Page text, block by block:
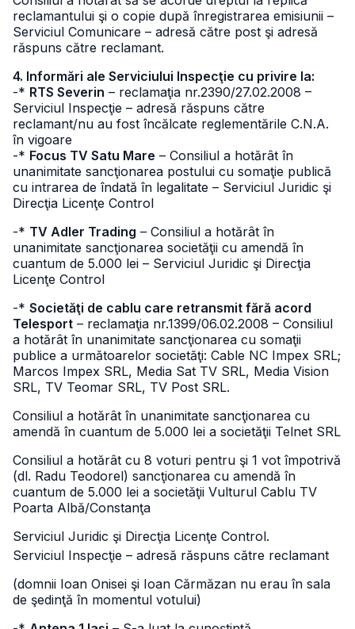
reclamantului şi o copie după înregistrarea emisiunii –
Serviciul Comunicare – adresă către post şi adresă
răspuns către reclamant.
4. Informări ale Serviciului Inspecţie cu privire la:
-* RTS Severin – reclamaţia nr.2390/27.02.2008 –
Serviciul Inspecţie – adresă răspuns către
reclamant/nu au fost încălcate reglementările C.N.A.
în vigoare
-* Focus TV Satu Mare – Consiliul a hotărât în
unanimitate sancţionarea postului cu somaţie publică
cu intrarea de îndată în legalitate – Serviciul Juridic şi
Direcţia Licenţe Control
-* TV Adler Trading – Consiliul a hotărât în
unanimitate sancţionarea societăţii cu amendă în
cuantum de 5.000 lei – Serviciul Juridic şi Direcţia
Licenţe Control
-* Societăţi de cablu care retransmit fără acord
Telesport – reclamaţia nr.1399/06.02.2008 – Consiliul
a hotărât în unanimitate sancţionarea cu somaţii
publice a următoarelor societăţi: Cable NC Impex SRL;
Marcos Impex SRL, Media Sat TV SRL, Media Vision
SRL, TV Teomar SRL, TV Post SRL.
Consiliul a hotărât în unanimitate sancţionarea cu
amendă în cuantum de 5.000 lei a societăţii Telnet SRL
Consiliul a hotărât cu 8 voturi pentru şi 1 vot împotrivă
(dl. Radu Teodorel) sancţionarea cu amendă în
cuantum de 5.000 lei a societăţii Vulturul Cablu TV
Poarta Albă/Constanţa
Serviciul Juridic şi Direcţia Licenţe Control.
Serviciul Inspecţie – adresă răspuns către reclamant
(domnii Ioan Onisei şi Ioan Cărmăzan nu erau în sala
de şedinţă în momentul votului)